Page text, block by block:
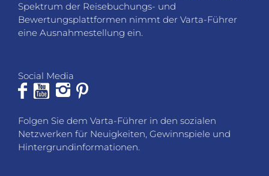
Spektrum der Reisebuchungs- und
Bewertungsplattformen nimmt der Varta-Führer
eine Ausnahmestellung ein.
Social Media
Folgen Sie dem Varta-Führer in den sozialen
Netzwerken für Neuigkeiten, Gewinnspiele und
Hintergrundinformationen.